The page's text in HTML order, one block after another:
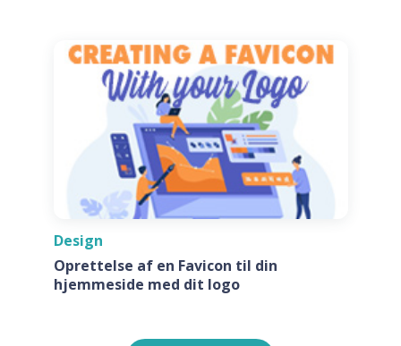
Design
Oprettelse af en Favicon til din
hjemmeside med dit logo